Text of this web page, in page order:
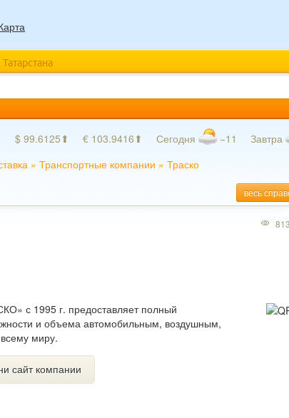
$ 99.6125⬆ € 103.9416⬆ Сегодня −11 Завтра
» Транспортные компании » Траско
весь
с 1995 г. предоставляет полный
и объема автомобильным, воздушным,
миру.
сайт компании
813